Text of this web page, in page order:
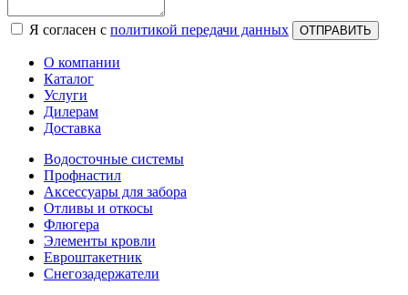
Я согласен с политикой передачи данных ОТПРАВИТЬ
О компании
Каталог
Услуги
Дилерам
Доставка
Водосточные системы
Профнастил
Аксессуары для забора
Отливы и откосы
Флюгера
Элементы кровли
Евроштакетник
Снегозадержатели